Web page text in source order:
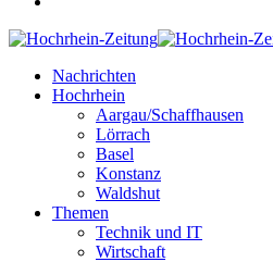
Nachrichten
Hochrhein
Aargau/Schaffhausen
Lörrach
Basel
Konstanz
Waldshut
Themen
Technik und IT
Wirtschaft